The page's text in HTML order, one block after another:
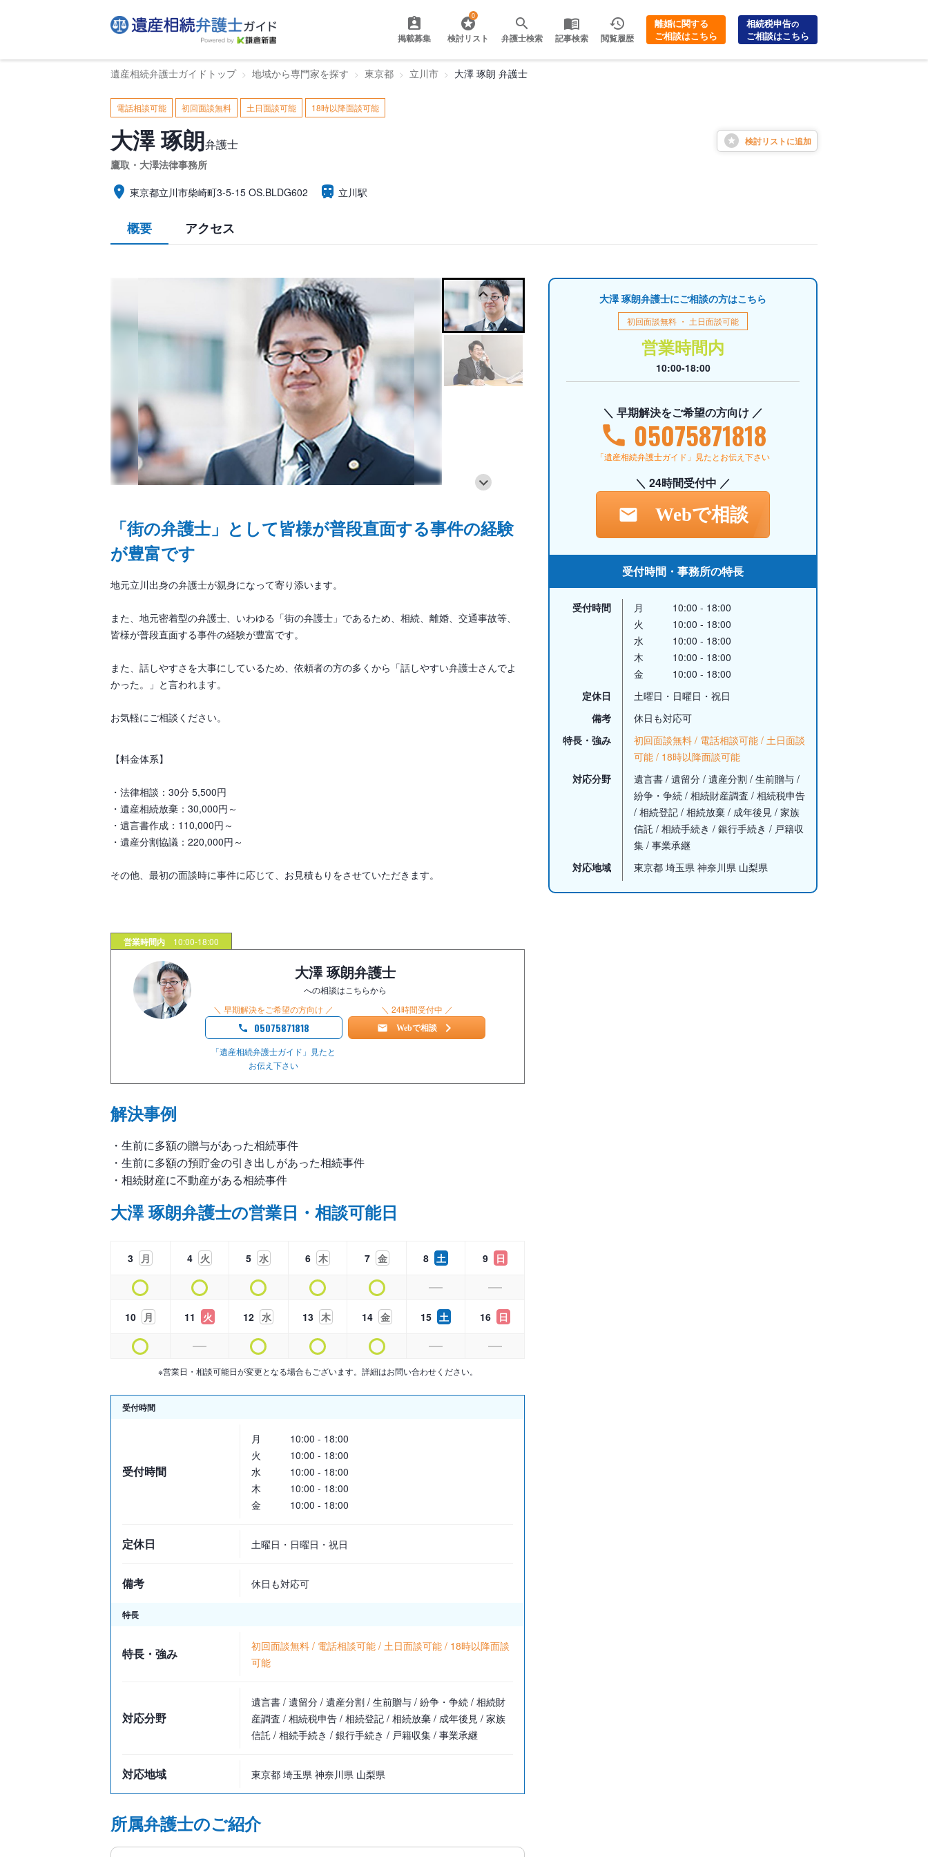
掲載募集
0
検討リスト 弁護士検索 記事検索 閲覧履歴
離婚に関する
ご相談はこちら
相続税申告の
ご相談はこちら
遺産相続弁護士ガイドトップ 地域から専門家を探す 東京都 立川市 大澤 琢朗 弁護士
電話相談可能 初回面談無料 土日面談可能 18時以降面談可能
検討リストに追加
大澤 琢朗弁護士
鷹取・大澤法律事務所
東京都立川市柴崎町3-5-15 OS.BLDG602
立川駅
概要 アクセス
「街の弁護士」として皆様が普段直面する事件の経験
が豊富です
地元立川出身の弁護士が親身になって寄り添います。
また、地元密着型の弁護士、いわゆる「街の弁護士」であるため、相続、離婚、交通事故等、
皆様が普段直面する事件の経験が豊富です。
また、話しやすさを大事にしているため、依頼者の方の多くから「話しやすい弁護士さんでよ
かった。」と言われます。
お気軽にご相談ください。
【料金体系】
・法律相談：30分 5,500円
・遺産相続放棄：30,000円～
・遺言書作成：110,000円～
・遺産分割協議：220,000円～
その他、最初の面談時に事件に応じて、お見積もりをさせていただきます。
営業時間内 10:00-18:00
大澤 琢朗弁護士
への相談はこちらから
＼ 24時間受付中 ／
Webで相談
＼ 早期解決をご希望の方向け ／
05075871818
「遺産相続弁護士ガイド」見たと
お伝え下さい
解決事例
・生前に多額の贈与があった相続事件
・生前に多額の預貯金の引き出しがあった相続事件
・相続財産に不動産がある相続事件
大澤 琢朗弁護士の営業日・相談可能日
3 月 4 火 5 水 6 木 7 金 8 土 9 日
10 月 11 火 12 水 13 木 14 金 15 土 16 日
※営業日・相談可能日が変更となる場合もございます。詳細はお問い合わせください。
受付時間
受付時間
月
10:00 - 18:00
火
10:00 - 18:00
水
10:00 - 18:00
木
10:00 - 18:00
金
10:00 - 18:00
定休日 土曜日・日曜日・祝日
備考 休日も対応可
特長
特長・強み
初回面談無料 / 電話相談可能 / 土日面談可能 / 18時以降面談
可能
対応分野
遺言書 / 遺留分 / 遺産分割 / 生前贈与 / 紛争・争続 / 相続財
産調査 / 相続税申告 / 相続登記 / 相続放棄 / 成年後見 / 家族
信託 / 相続手続き / 銀行手続き / 戸籍収集 / 事業承継
対応地域 東京都 埼玉県 神奈川県 山梨県
所属弁護士のご紹介
大澤 琢朗弁護士にご相談の方はこちら
初回面談無料 ・ 土日面談可能
営業時間内
10:00-18:00
＼ 早期解決をご希望の方向け ／
05075871818
「遺産相続弁護士ガイド」見たとお伝え下さい
＼ 24時間受付中 ／
Webで相談
受付時間・事務所の特長
受付時間 月
10:00 - 18:00
火
10:00 - 18:00
水
10:00 - 18:00
木
10:00 - 18:00
金
10:00 - 18:00
定休日
土曜日・日曜日・祝日
備考
休日も対応可
特長・強み
初回面談無料 / 電話相談可能 / 土日面談
可能 / 18時以降面談可能
対応分野
遺言書 / 遺留分 / 遺産分割 / 生前贈与 /
紛争・争続 / 相続財産調査 / 相続税申告
/ 相続登記 / 相続放棄 / 成年後見 / 家族
信託 / 相続手続き / 銀行手続き / 戸籍収
集 / 事業承継
対応地域
東京都 埼玉県 神奈川県 山梨県